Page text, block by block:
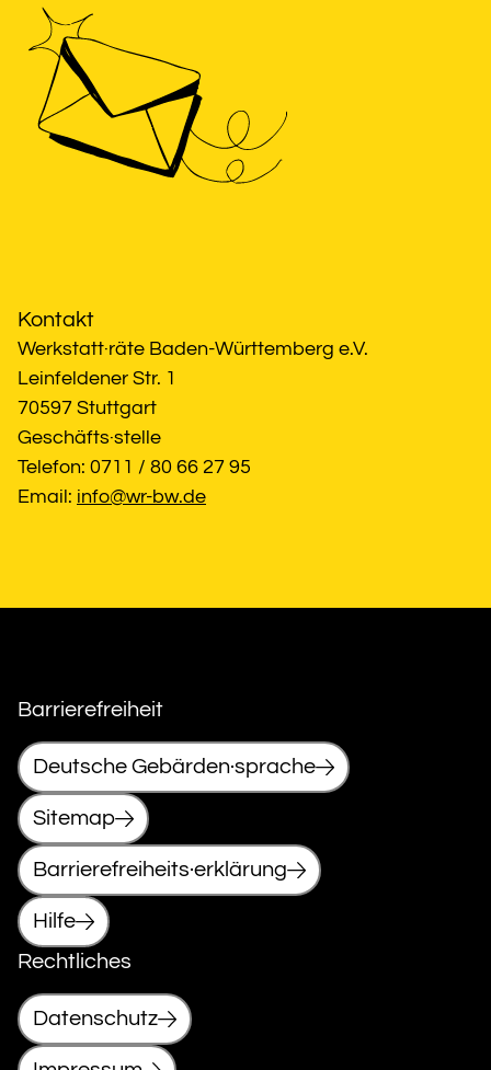
Kontakt
Werkstatt·räte Baden-Württemberg e.V.
Leinfeldener Str. 1
70597 Stuttgart
Geschäfts·stelle
Telefon: 0711 / 80 66 27 95
Email: info@wr-bw.de
Barrierefreiheit
Deutsche Gebärden·sprache
Sitemap
Barrierefreiheits·erklärung
Hilfe
Rechtliches
Datenschutz